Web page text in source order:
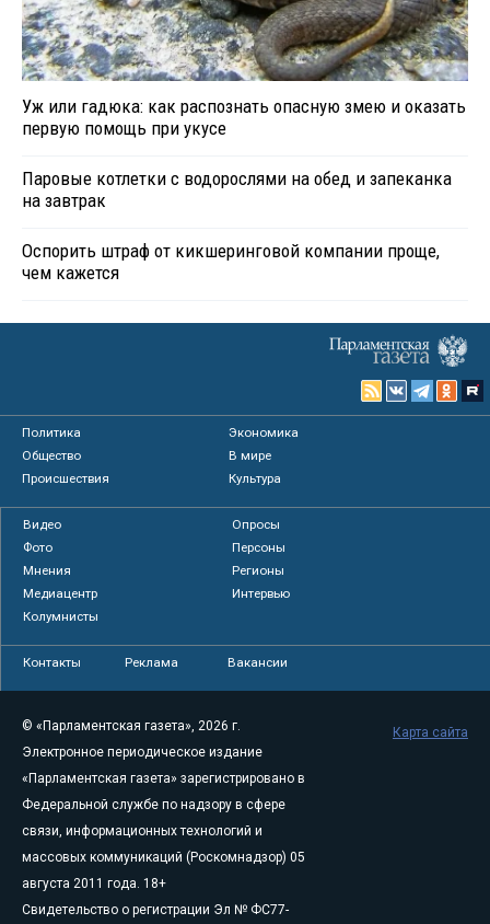
Уж или гадюка: как распознать опасную змею и оказать
первую помощь при укусе
Паровые котлетки с водорослями на обед и запеканка
на завтрак
Оспорить штраф от кикшеринговой компании проще,
чем кажется
Политика
Экономика
Общество
В мире
Происшествия
Культура
Видео
Опросы
Фото
Персоны
Мнения
Регионы
Медиацентр
Интервью
Колумнисты
Контакты Реклама Вакансии
© «Парламентская газета», 2026 г.
Электронное периодическое издание
«Парламентская газета» зарегистрировано в
Федеральной службе по надзору в сфере
связи, информационных технологий и
массовых коммуникаций (Роскомнадзор) 05
августа 2011 года. 18+
Свидетельство о регистрации Эл № ФС77-
Карта сайта